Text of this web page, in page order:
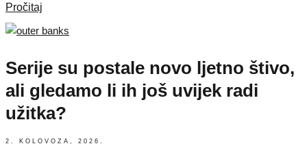
Pročitaj
Serije su postale novo ljetno štivo,
ali gledamo li ih još uvijek radi
užitka?
2. KOLOVOZA, 2026.